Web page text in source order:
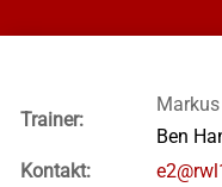
Trainer:
Ben
Kontakt: